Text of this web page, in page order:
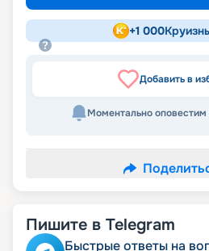
+1 000
Добавить в
Моментально
Пишите в Telegram
Быстрые ответы на